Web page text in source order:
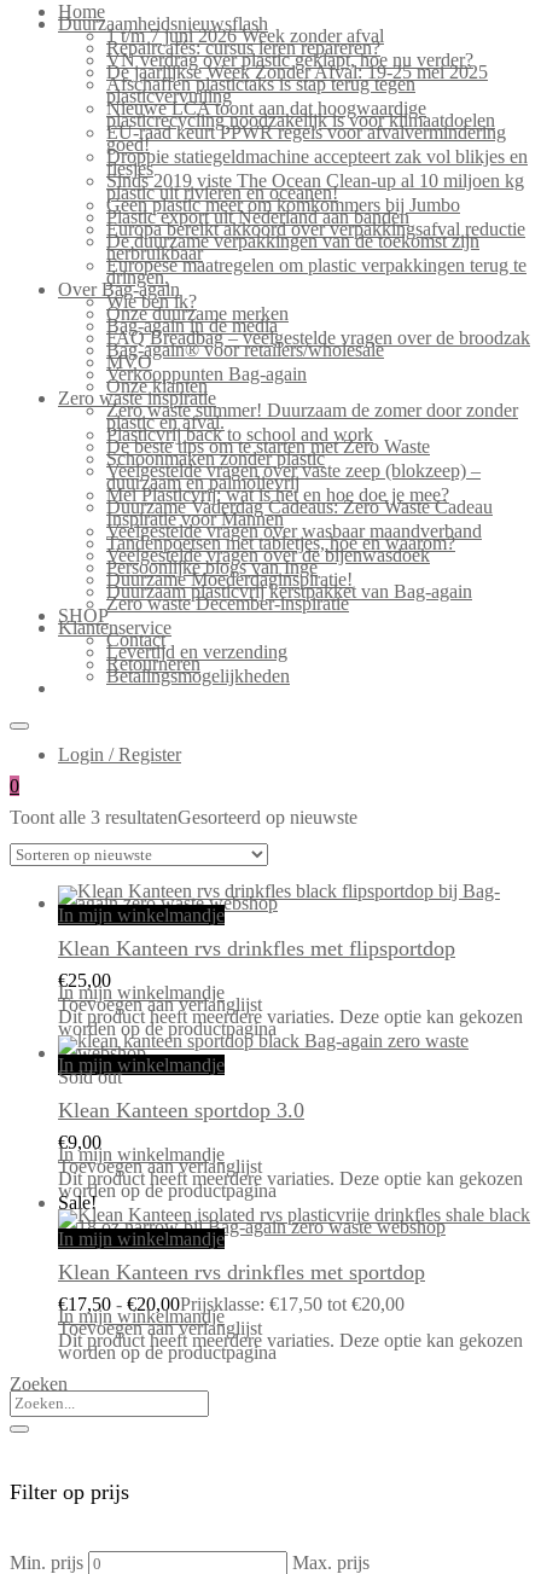
Home
Duurzaamheidsnieuwsflash
1 t/m 7 juni 2026 Week zonder afval
Repaircafés: cursus leren repareren?
VN verdrag over plastic geklapt, hoe nu verder?
De jaarlijkse Week Zonder Afval: 19-25 mei 2025
Afschaffen plastictaks is stap terug tegen
plasticvervuiling
Nieuwe LCA toont aan dat hoogwaardige
plasticrecycling noodzakelijk is voor klimaatdoelen
EU-raad keurt PPWR regels voor afvalvermindering
goed!
Droppie statiegeldmachine accepteert zak vol blikjes en
flesjes
Sinds 2019 viste The Ocean Clean-up al 10 miljoen kg
plastic uit rivieren en oceanen!
Geen plastic meer om komkommers bij Jumbo
Plastic export uit Nederland aan banden
Europa bereikt akkoord over verpakkingsafval reductie
De duurzame verpakkingen van de toekomst zijn
herbruikbaar
Europese maatregelen om plastic verpakkingen terug te
dringen.
Over Bag-again
Wie ben ik?
Onze duurzame merken
Bag-again in de media
FAQ Breadbag – veelgestelde vragen over de broodzak
Bag-again® voor retailers/wholesale
MVO
Verkooppunten Bag-again
Onze klanten
Zero waste inspiratie
Zero waste summer! Duurzaam de zomer door zonder
plastic en afval.
Plasticvrij back to school and work
De beste tips om te starten met Zero Waste
Schoonmaken zonder plastic
Veelgestelde vragen over vaste zeep (blokzeep) –
duurzaam en palmolievrij
Mei Plasticvrij: wat is het en hoe doe je mee?
Duurzame Vaderdag Cadeaus: Zero Waste Cadeau
Inspiratie voor Mannen
Veelgestelde vragen over wasbaar maandverband
Tandenpoetsen met tabletjes, hoe en waarom?
Veelgestelde vragen over de bijenwasdoek
Persoonlijke blogs van Inge
Duurzame Moederdaginspiratie!
Duurzaam plasticvrij kerstpakket van Bag-again
Zero waste December-inspiratie
SHOP
Klantenservice
Contact
Levertijd en verzending
Retourneren
Betalingsmogelijkheden
Login / Register
0
Toont alle 3 resultatenGesorteerd op nieuwste
In mijn winkelmandje
Klean Kanteen rvs drinkfles met flipsportdop
€25,00
In mijn winkelmandje
Toevoegen aan verlanglijst
Dit product heeft meerdere variaties. Deze optie kan gekozen
worden op de productpagina
In mijn winkelmandje
Sold out
Klean Kanteen sportdop 3.0
€9,00
In mijn winkelmandje
Toevoegen aan verlanglijst
Dit product heeft meerdere variaties. Deze optie kan gekozen
worden op de productpagina
Sale!
In mijn winkelmandje
Klean Kanteen rvs drinkfles met sportdop
€17,50 - €20,00Prijsklasse: €17,50 tot €20,00
In mijn winkelmandje
Toevoegen aan verlanglijst
Dit product heeft meerdere variaties. Deze optie kan gekozen
worden op de productpagina
Zoeken
Filter op prijs
Min. prijs Max. prijs